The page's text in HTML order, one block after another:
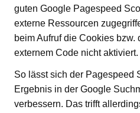
guten Google Pagespeed
externe Ressourcen
beim Aufruf die Cookies bzw.
externem Code nicht aktiviert.
So lässt sich der Pagespeed
Ergebnis in der Google
verbessern. Das trifft